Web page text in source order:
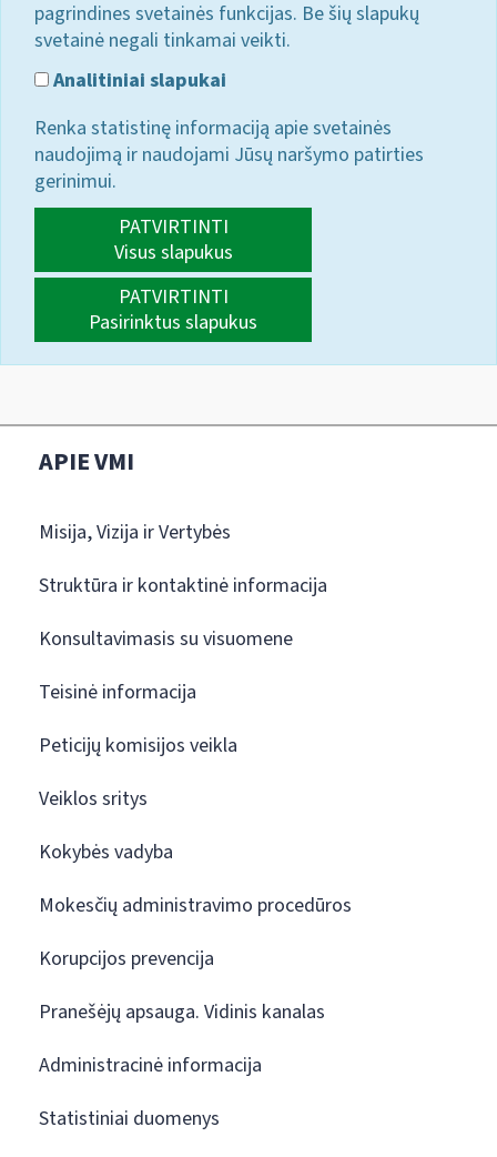
pagrindines svetainės funkcijas. Be šių slapukų
svetainė negali tinkamai veikti.
Analitiniai slapukai
Renka statistinę informaciją apie svetainės
naudojimą ir naudojami Jūsų naršymo patirties
gerinimui.
PATVIRTINTI
Visus slapukus
PATVIRTINTI
Pasirinktus slapukus
APIE VMI
Misija, Vizija ir Vertybės
Struktūra ir kontaktinė informacija
Konsultavimasis su visuomene
Teisinė informacija
Peticijų komisijos veikla
Veiklos sritys
Kokybės vadyba
Mokesčių administravimo procedūros
Korupcijos prevencija
Pranešėjų apsauga. Vidinis kanalas
Administracinė informacija
Statistiniai duomenys